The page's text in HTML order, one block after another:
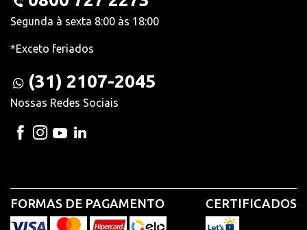
Segunda à sexta 8:00 às 18:00
*Exceto feriados
(31) 2107-2045
Nossas Redes Sociais
FORMAS DE PAGAMENTO CERTIFICADOS